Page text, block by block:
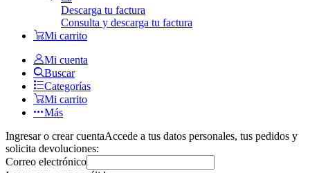
Descarga tu factura
Consulta y descarga tu factura
Mi carrito
Mi cuenta
Buscar
Categorías
Mi carrito
Más
Ingresar o crear cuentaAccede a tus datos personales, tus pedidos y
solicita devoluciones:
Correo electrónico